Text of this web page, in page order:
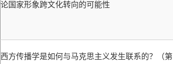
论国家形象跨文化转向的可能性
西方传播学是如何与马克思主义发生联系的？（第